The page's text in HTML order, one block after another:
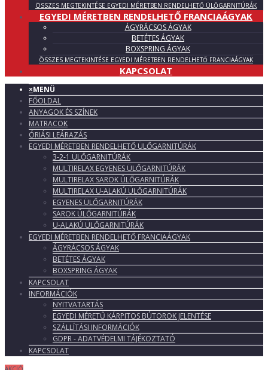
ÖSSZES MEGTEKINTÉSE EGYEDI MÉRETBEN RENDELHETŐ ÜLŐGARNITÚRÁK
EGYEDI MÉRETBEN RENDELHETŐ FRANCIAÁGYAK
ÁGYRÁCSOS ÁGYAK
BETÉTES ÁGYAK
BOXSPRING ÁGYAK
ÖSSZES MEGTEKINTÉSE EGYEDI MÉRETBEN RENDELHETŐ FRANCIAÁGYAK
KAPCSOLAT
×MENÜ
FŐOLDAL
ANYAGOK ÉS SZÍNEK
MATRACOK
ÓRIÁSI LEÁRAZÁS
EGYEDI MÉRETBEN RENDELHETŐ ÜLŐGARNITÚRÁK
3-2-1 ÜLŐGARNITÚRÁK
MULTIRELAX EGYENES ÜLŐGARNITÚRÁK
MULTIRELAX SAROK ÜLŐGARNITÚRÁK
MULTIRELAX U-ALAKÚ ÜLŐGARNITÚRÁK
EGYENES ÜLŐGARNITÚRÁK
SAROK ÜLŐGARNITÚRÁK
U-ALAKÚ ÜLŐGARNITÚRÁK
EGYEDI MÉRETBEN RENDELHETŐ FRANCIAÁGYAK
ÁGYRÁCSOS ÁGYAK
BETÉTES ÁGYAK
BOXSPRING ÁGYAK
KAPCSOLAT
INFORMÁCIÓK
NYITVATARTÁS
EGYEDI MÉRETŰ KÁRPITOS BÚTOROK JELENTÉSE
SZÁLLÍTÁSI INFORMÁCIÓK
GDPR - ADATVÉDELMI TÁJÉKOZTATÓ
KAPCSOLAT